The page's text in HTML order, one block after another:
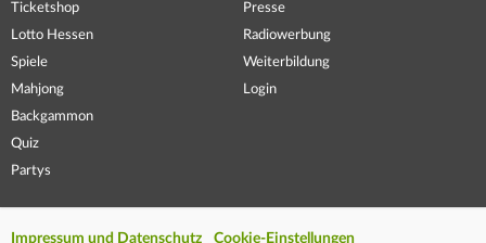
Ticketshop
Lotto Hessen
Spiele
Mahjong
Backgammon
Quiz
Partys
Presse
Radiowerbung
Weiterbildung
Login
Impressum und Datenschutz Cookie-Einstellungen